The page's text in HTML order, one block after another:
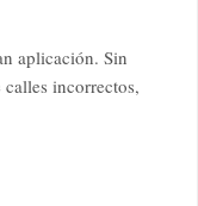
aplicación. Sin
incorrectos,